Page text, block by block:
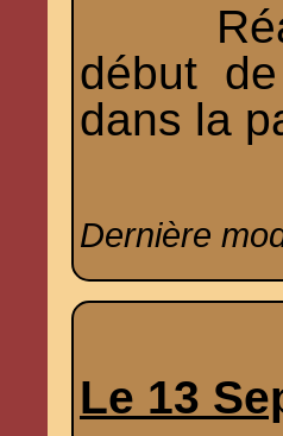
début
dans la
Dernière
Le 13